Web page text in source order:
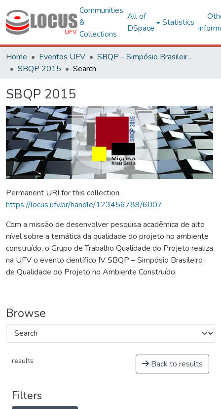
Communities
&
Collections
All of
DSpace
Statistics
Home Eventos UFV
SBQP - Simpósio Brasileiro de Qualidade do Projeto no Ambiente Construído
SBQP 2015
Search
SBQP 2015
Permanent URI for this collection
https://locus.ufv.br/handle/123456789/6007
Com a missão de desenvolver pesquisa acadêmica de alto
nível sobre a temática da qualidade do projeto no ambiente
construído, o Grupo de Trabalho Qualidade do Projeto realiza
na UFV o evento científico IV SBQP – Simpósio Brasileiro
de Qualidade do Projeto no Ambiente Construído.
Browse
results Back to results
Filters